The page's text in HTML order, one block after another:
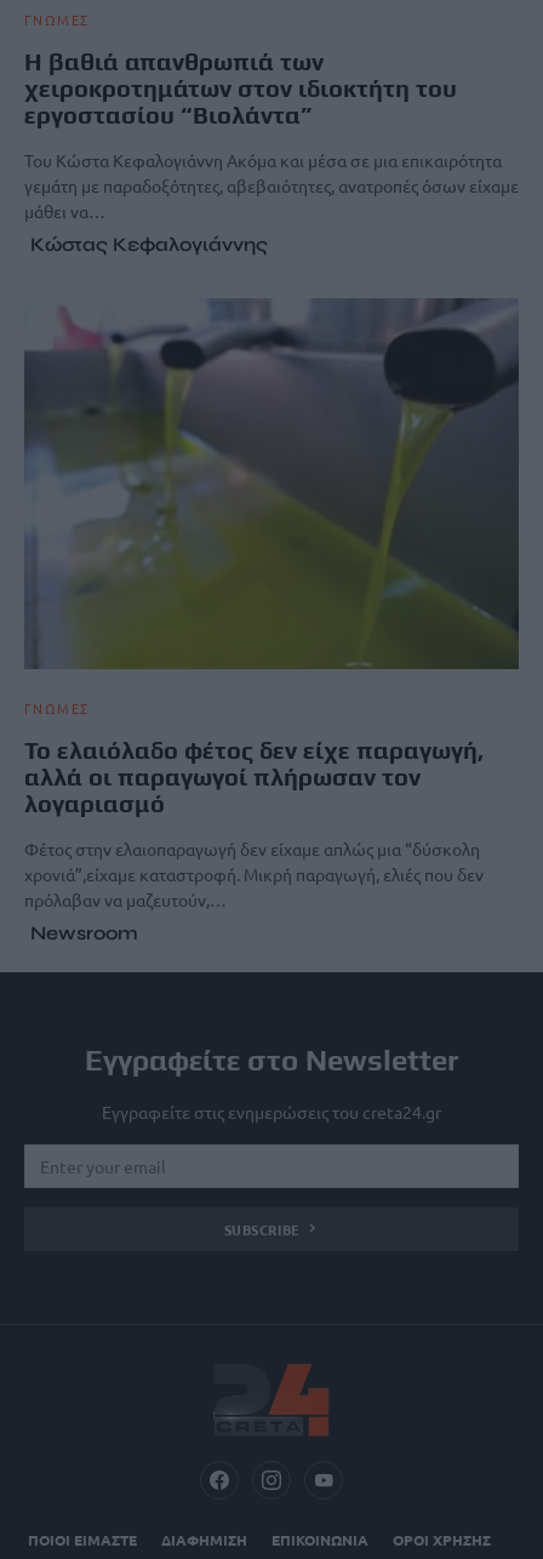
ΓΝΩΜΕΣ
Η βαθιά απανθρωπιά των
χειροκροτημάτων στον ιδιοκτήτη του
εργοστασίου “Βιολάντα”
Του Κώστα Κεφαλογιάννη Ακόμα και μέσα σε μια επικαιρότητα
γεμάτη με παραδοξότητες, αβεβαιότητες, ανατροπές όσων είχαμε
μάθει να…
Κώστας Κεφαλογιάννης
ΓΝΩΜΕΣ
Το ελαιόλαδο φέτος δεν είχε παραγωγή,
αλλά οι παραγωγοί πλήρωσαν τον
λογαριασμό
Φέτος στην ελαιοπαραγωγή δεν είχαμε απλώς μια “δύσκολη
χρονιά”,είχαμε καταστροφή. Μικρή παραγωγή, ελιές που δεν
πρόλαβαν να μαζευτούν,…
Newsroom
Εγγραφείτε στο Newsletter
Εγγραφείτε στις ενημερώσεις του creta24.gr
SUBSCRIBE
ΠΟΙΟΙ ΕΙΜΑΣΤΕ ΔΙΑΦΗΜΙΣΗ ΕΠΙΚΟΙΝΩΝΙΑ ΟΡΟΙ ΧΡΗΣΗΣ